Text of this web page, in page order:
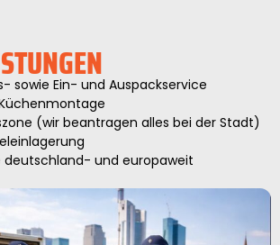
sowie Ein- und Auspackservice
(wir beantragen alles bei der Stadt)
deutschland- und europaweit